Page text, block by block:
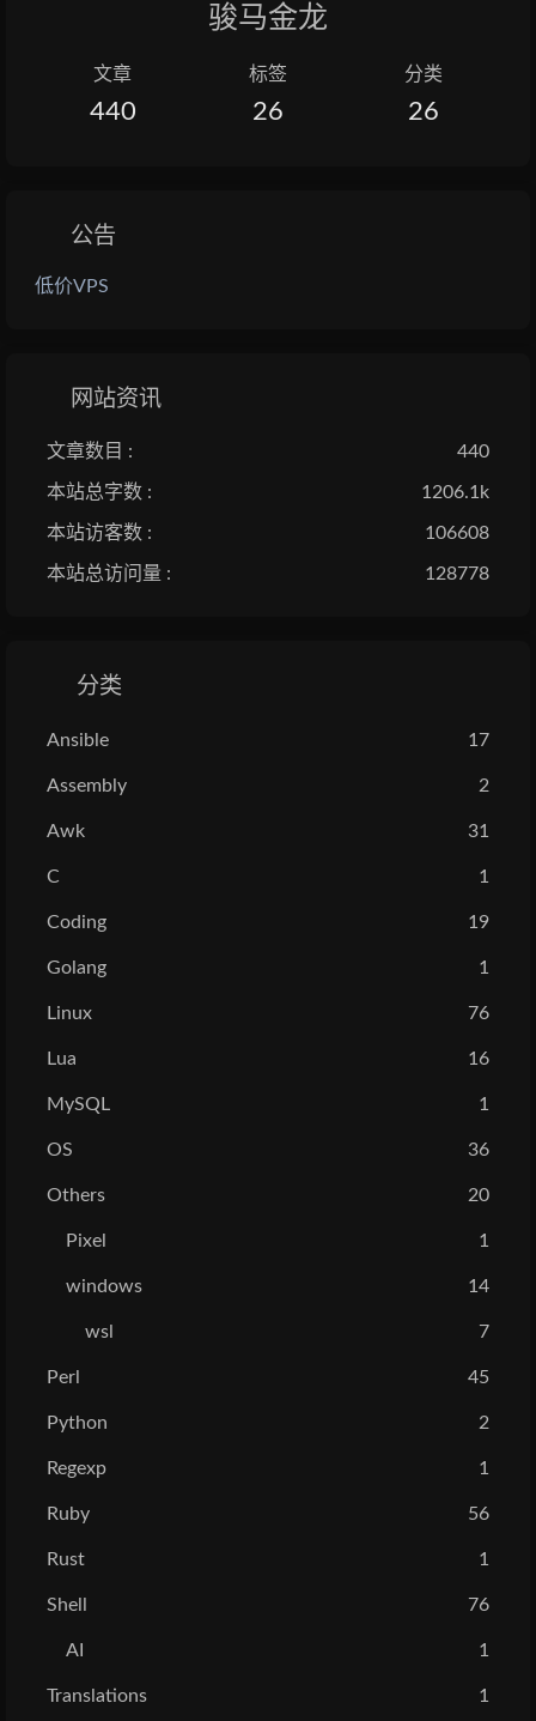
骏马金龙
文章
440
标签
26
分类
26
公告
低价VPS
分类
Ansible 17
Assembly 2
Awk 31
C 1
Coding 19
Golang 1
Linux 76
Lua 16
MySQL 1
OS 36
Others 20
Pixel 1
windows 14
wsl 7
Perl 45
Python 2
Regexp 1
Ruby 56
Rust 1
Shell 76
AI 1
Translations 1
网站资讯
文章数目 : 440
本站总字数 : 1206.1k
本站访客数 : 106608
本站总访问量 : 128778